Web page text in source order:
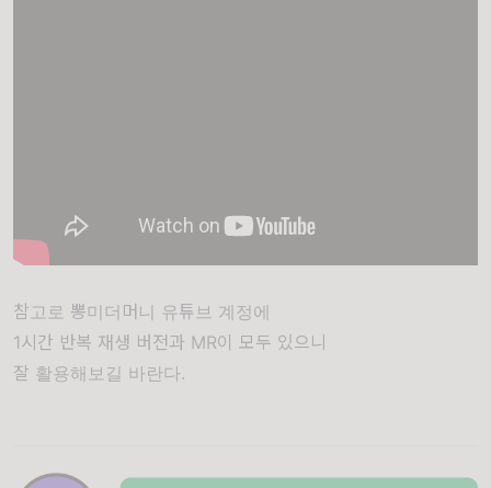
참고로 뽕미더머니 유튜브 계정에
1시간 반복 재생 버전과 MR이 모두 있으니
잘 활용해보길 바란다.